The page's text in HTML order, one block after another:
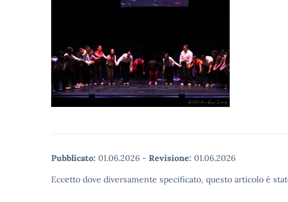
Pubblicato: 01.06.2026 - Revisione: 01.06.2026
Eccetto dove diversamente specificato, questo articolo è